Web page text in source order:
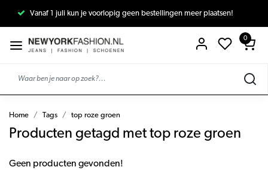
Vanaf 1 juli kun je voorlopig geen bestellingen meer plaatsen!
0
Home Tags top roze groen
Producten getagd met top roze groen
Geen producten gevonden!